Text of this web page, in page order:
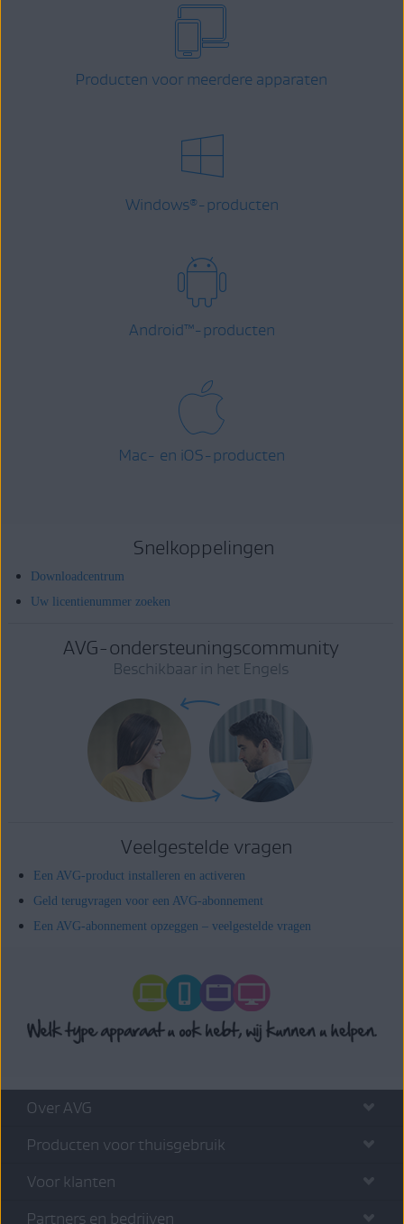
Producten voor meerdere apparaten
Windows® -producten
Android™-producten
Mac- en iOS-producten
Snelkoppelingen
Downloadcentrum
Uw licentienummer zoeken
AVG-ondersteuningscommunity
Beschikbaar in het Engels
Veelgestelde vragen
Een AVG-product installeren en activeren
Geld terugvragen voor een AVG-abonnement
Een AVG-abonnement opzeggen – veelgestelde vragen
Over AVG
Producten voor thuisgebruik
Voor klanten
Partners en bedrijven